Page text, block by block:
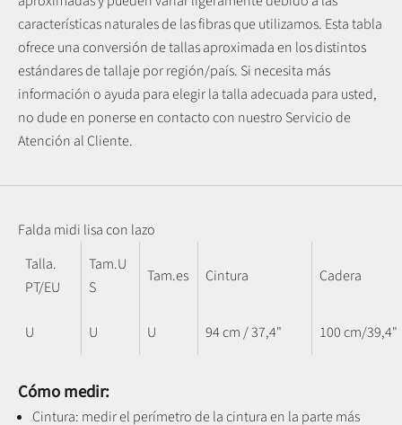
características naturales de las fibras que utilizamos. Esta tabla
ofrece una conversión de tallas aproximada en los distintos
estándares de tallaje por región/país. Si necesita más
información o ayuda para elegir la talla adecuada para usted,
no dude en ponerse en contacto con nuestro Servicio de
Atención al Cliente.
Falda midi lisa con lazo
Talla.
PT/EU
Tam.U
S
Tam.es Cintura Cadera
U U U 94 cm / 37,4" 100 cm/39,4"
Cómo medir:
Cintura: medir el perímetro de la cintura en la parte más